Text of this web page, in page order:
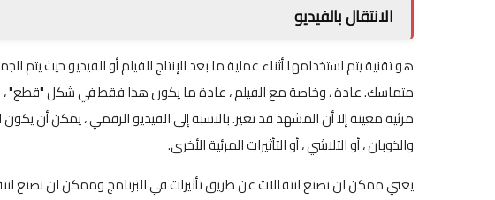
الانتقال بالفيديو
هو تقنية يتم استخدامها أثناء عملية ما بعد الإنتاج للفيلم أو الفيديو حيث
متماسك. عادة ، وخاصة مع الفيلم ، عادة ما يكون هذا فقط في شكل "قطع" ،
مرئية معينة إلا أن المشهد قد تغير. بالنسبة إلى الفيديو الرقمي ، يمكن أن
والذوبان ، أو التلاشي ، أو التأثيرات المرئية الأخرى.
يعني ممكن ان نصنع انتقالات عن طريق تأثيرات في البرنامج وممكن ان نصنع